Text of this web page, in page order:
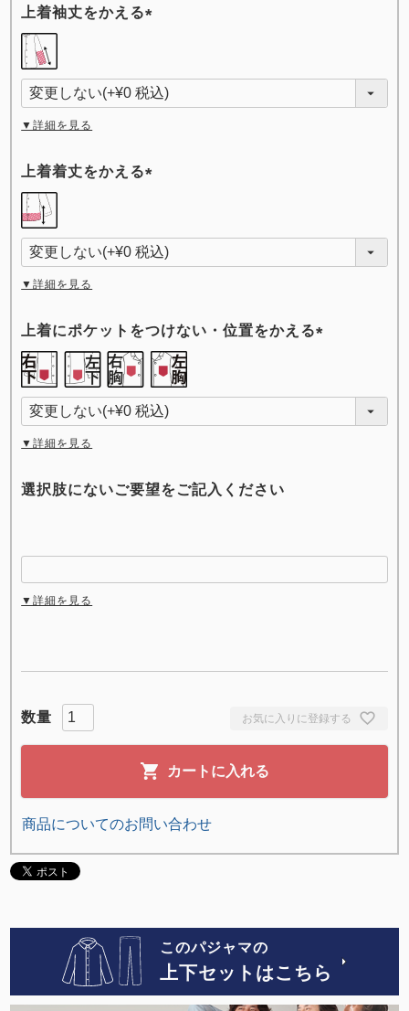
お気に入りに登録する
カートに入れる
上着袖丈をかえる
須
)
▼詳細を見る
上着着丈をかえる
須
)
▼詳細を見る
上着にポケットをつけない・位置をかえる
須
)
▼詳細を見る
選択肢にないご要望をご記入ください
▼詳細を見る
商品についてのお問い合わせ
このパジャマの
上下セットはこちら